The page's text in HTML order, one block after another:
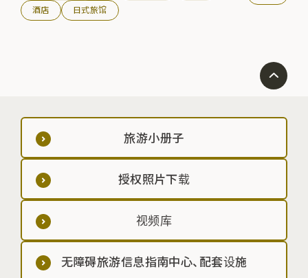
酒店
日式旅馆
旅游小册子
授权照片下载
视频库
无障碍旅游信息指南中心、配套设施